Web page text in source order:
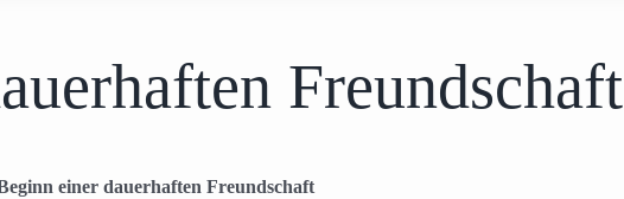
Freundschaft
einer dauerhaften Freundschaft